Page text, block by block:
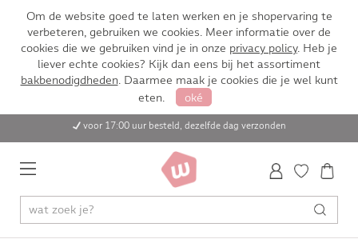
Om de website goed te laten werken en je shopervaring te
verbeteren, gebruiken we cookies. Meer informatie over de
cookies die we gebruiken vind je in onze privacy policy. Heb je
liever echte cookies? Kijk dan eens bij het assortiment
bakbenodigdheden. Daarmee maak je cookies die je wel kunt
eten.
oké
voor 17:00 uur besteld, dezelfde dag verzonden